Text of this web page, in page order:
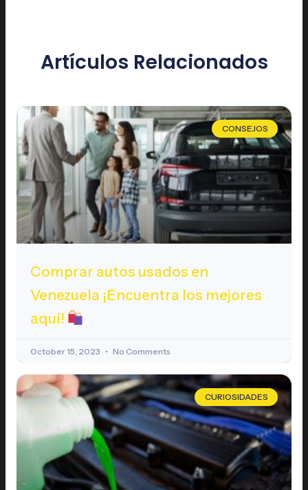
Artículos Relacionados
CONSEJOS
Comprar autos usados en
Venezuela ¡Encuentra los mejores
aquí!
October 15, 2023 No Comments
CURIOSIDADES